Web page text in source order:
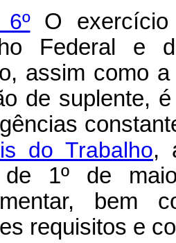
6ºO exercício
Federal e
assim como
de suplente,
do Trabalho,
de 1º de
bem
requisitos e